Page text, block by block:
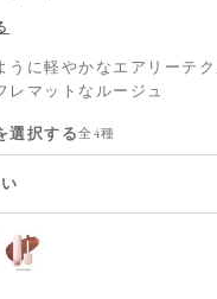
うに軽やかなエアリーテ
レマットなルージュ
選択する全4種